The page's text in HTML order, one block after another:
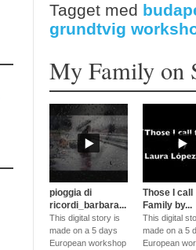
Tagget med
grundtvig
My Family on
pioggia di
ricordi_barbara...
This digital story is
made on a 5 days
European workshop
Those I call
Family by...
This digital
made on a 5
European